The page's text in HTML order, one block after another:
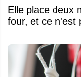
Elle place deux
four, et ce n'est